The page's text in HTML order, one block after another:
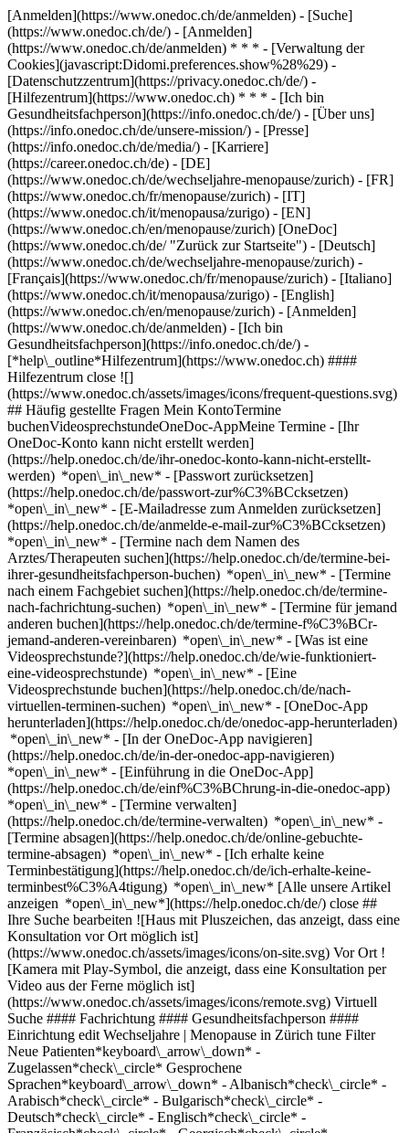
[Anmelden](https://www.onedoc.ch/de/anmelden) - [Suche]
(https://www.onedoc.ch/de/) - [Anmelden]
(https://www.onedoc.ch/de/anmelden) * * * - [Verwaltung der
Cookies](javascript:Didomi.preferences.show%28%29) -
[Datenschutzzentrum](https://privacy.onedoc.ch/de/) -
[Hilfezentrum](https://www.onedoc.ch) * * * - [Ich bin
Gesundheitsfachperson](https://info.onedoc.ch/de/) - [Über uns]
(https://info.onedoc.ch/de/unsere-mission/) - [Presse]
(https://info.onedoc.ch/de/media/) - [Karriere]
(https://career.onedoc.ch/de) - [DE]
(https://www.onedoc.ch/de/wechseljahre-menopause/zurich) - [FR]
(https://www.onedoc.ch/fr/menopause/zurich) - [IT]
(https://www.onedoc.ch/it/menopausa/zurigo) - [EN]
(https://www.onedoc.ch/en/menopause/zurich) [OneDoc]
(https://www.onedoc.ch/de/ "Zurück zur Startseite") - [Deutsch]
(https://www.onedoc.ch/de/wechseljahre-menopause/zurich) -
[Français](https://www.onedoc.ch/fr/menopause/zurich) - [Italiano]
(https://www.onedoc.ch/it/menopausa/zurigo) - [English]
(https://www.onedoc.ch/en/menopause/zurich) - [Anmelden]
(https://www.onedoc.ch/de/anmelden) - [Ich bin
Gesundheitsfachperson](https://info.onedoc.ch/de/) -
[*help\_outline*Hilfezentrum](https://www.onedoc.ch) ####
Hilfezentrum close ![]
(https://www.onedoc.ch/assets/images/icons/frequent-questions.svg)
## Häufig gestellte Fragen Mein KontoTermine
buchenVideosprechstundeOneDoc-AppMeine Termine - [Ihr
OneDoc-Konto kann nicht erstellt werden]
(https://help.onedoc.ch/de/ihr-onedoc-konto-kann-nicht-erstellt-
werden) *open\_in\_new* - [Passwort zurücksetzen]
(https://help.onedoc.ch/de/passwort-zur%C3%BCcksetzen)
*open\_in\_new* - [E-Mailadresse zum Anmelden zurücksetzen]
(https://help.onedoc.ch/de/anmelde-e-mail-zur%C3%BCcksetzen)
*open\_in\_new* - [Termine nach dem Namen des
Arztes/Therapeuten suchen](https://help.onedoc.ch/de/termine-bei-
ihrer-gesundheitsfachperson-buchen) *open\_in\_new* - [Termine
nach einem Fachgebiet suchen](https://help.onedoc.ch/de/termine-
nach-fachrichtung-suchen) *open\_in\_new* - [Termine für jemand
anderen buchen](https://help.onedoc.ch/de/termine-f%C3%BCr-
jemand-anderen-vereinbaren) *open\_in\_new* - [Was ist eine
Videosprechstunde?](https://help.onedoc.ch/de/wie-funktioniert-
eine-videosprechstunde) *open\_in\_new* - [Eine
Videosprechstunde buchen](https://help.onedoc.ch/de/nach-
virtuellen-terminen-suchen) *open\_in\_new* - [OneDoc-App
herunterladen](https://help.onedoc.ch/de/onedoc-app-herunterladen)
*open\_in\_new* - [In der OneDoc-App navigieren]
(https://help.onedoc.ch/de/in-der-onedoc-app-navigieren)
*open\_in\_new* - [Einführung in die OneDoc-App]
(https://help.onedoc.ch/de/einf%C3%BChrung-in-die-onedoc-app)
*open\_in\_new* - [Termine verwalten](https://help.onedoc.ch/de/termine-verwalten) *open\_in\_new* - [Termine absagen](https://help.onedoc.ch/de/online-gebuchte-termine-absagen) *open\_in\_new* - [Ich erhalte keine Terminbestätigung](https://help.onedoc.ch/de/ich-erhalte-keine-terminbest%C3%A4tigung) *open\_in\_new* [Alle unsere Artikel anzeigen *open\_in\_new*](https://help.onedoc.ch/de/) close ## Ihre Suche bearbeiten ![Haus mit Pluszeichen, das anzeigt, dass eine Konsultation vor Ort möglich ist](https://www.onedoc.ch/assets/images/icons/on-site.svg) Vor Ort ![Kamera mit Play-Symbol, die anzeigt, dass eine Konsultation per Video aus der Ferne möglich ist](https://www.onedoc.ch/assets/images/icons/remote.svg) Virtuell Suche #### Fachrichtung #### Gesundheitsfachperson #### Einrichtung edit Wechseljahre | Menopause in Zürich tune Filter Neue Patienten*keyboard\_arrow\_down* - Zugelassen*check\_circle* Gesprochene Sprachen*keyboard\_arrow\_down* - Albanisch*check\_circle* - Arabisch*check\_circle* - Bulgarisch*check\_circle* - Deutsch*check\_circle* - Englisch*check\_circle* - Französisch*check\_circle* - Georgisch*check\_circle* - Griechisch*check\_circle* - Hebräisch*check\_circle* - Italienisch*check\_circle* - Japanisch*check\_circle* - Katalanisch*check\_circle* - Kroatisch*check\_circle* - Persisch*check\_circle* - Polnisch*check\_circle* - Portugiesisch*check\_circle* - Rumänisch*check\_circle* - Russisch*check\_circle* - Serbisch*check\_circle* - Spanisch*check\_circle* - Türkisch*check\_circle* - Ungarisch*check\_circle* Geschlecht*keyboard\_arrow\_down* - Weiblich*check\_circle* - Männlich*check\_circle* Netzwerk*keyboard\_arrow\_down* - Hirslanden*check\_circle* - Swiss Medical Network*check\_circle* - ASCA*check\_circle* - EMR*check\_circle* - hapmed*check\_circle* - Medbase*check\_circle* Verfügbarkeit*keyboard\_arrow\_down* - Heute*check\_circle* - In den nächsten 3 Tagen*check\_circle* - In den nächsten 7 Tagen*check\_circle* - In den nächsten 14 Tagen*check\_circle* # __Wechseljahre | Menopause__ in __Zürich__: Buchen Sie heute Ihren Termin online ## 80 Ergebnisse in Zürich [![Dr. med. Markus Abegg, Facharzt für Allgemeine Innere Medizin in Zürich](https://assets.onedoc.ch/images/users/a08054ffeae02fe099f0fb852be5bb5b3c747d2de98238afe95c91cbc663c354-small.jpg "Dr. med. Markus Abegg, Facharzt für Allgemeine Innere Medizin in Zürich")](https://www.onedoc.ch/de/facharzt-fur-allgemeine-innere-medizin/zurich/pc0cg/dr-med-markus-abegg) ### [Dr. med. Markus Abegg](https://www.onedoc.ch/de/facharzt-fur-allgemeine-innere-medizin/zurich/pc0cg/dr-med-markus-abegg) ![Abzeichen, das ein verifiziertes Profil kennzeichnet](https://www.onedoc.ch/assets/images/icons/checkmark.svg) [Facharzt für Allgemeine Innere Medizin](https://www.onedoc.ch/de/facharzt-fur-allgemeine-innere-medizin/zurich) [mediX praxis altstetten](https://www.onedoc.ch/de/gruppenpraxis/zurich/ebd17/medix-praxis-altstetten) Hohlstrasse 556 8048 Zürich ![Patient mit Pluszeichen, der anzeigt, dass neue Patienten angenommen werden](https://www.onedoc.ch/assets/images/icons/new-patients.svg)Akzeptiert neue Patienten [Termin buchen](https://www.onedoc.ch/de/facharzt-fur-allgemeine-innere-medizin/zurich/pc0cg/dr-med-markus-abegg) Expertisen: Wechseljahre | Menopause, [Nackenschmerzen](https://www.onedoc.ch/de/nackenschmerzen/zurich), [Konjunktivitis | Bindehautentzündung](https://www.onedoc.ch/de/konjunktivitis-bindehautentzundung/zurich), [Verstopfung](https://www.onedoc.ch/de/verstopfung/zurich), [Asthma](https://www.onedoc.ch/de/asthma/zurich), [Sexuell übertragbare Krankheiten | Sexuell übertragbare Infektionen (STD/STI)](https://www.onedoc.ch/de/sexuell-ubertragbare-krankheiten-sexuell-ubertragbare-infektionen-std-sti/zurich), [Muttermalkontrolle](https://www.onedoc.ch/de/muttermalkontrolle/zurich)Mehr anzeigen *chevron\_left* Mo. 03 Aug. *chevron\_right* Mehr Termine anzeigen *error\_outline* Beim Laden der Verfügbarkeiten ist ein Fehler aufgetreten [Erneut versuchen](https://www.onedoc.ch) Expertisen: Wechseljahre | Menopause, [Nackenschmerzen](https://www.onedoc.ch/de/nackenschmerzen/zurich), [Konjunktivitis | Bindehautentzündung](https://www.onedoc.ch/de/konjunktivitis-bindehautentzundung/zurich), [Verstopfung](https://www.onedoc.ch/de/verstopfung/zurich), [Asthma](https://www.onedoc.ch/de/asthma/zurich), [Sexuell übertragbare Krankheiten | Sexuell übertragbare Infektionen (STD/STI)](https://www.onedoc.ch/de/sexuell-ubertragbare-krankheiten-sexuell-ubertragbare-infektionen-std-sti/zurich), [Muttermalkontrolle](https://www.onedoc.ch/de/muttermalkontrolle/zurich)Mehr anzeigen [![Dr. med. (BG) Alina Staikov, Gynäkologin (Frauenärztin und Geburtshelferin) in Zürich](https://assets.onedoc.ch/images/users/06da7f9f0fbabdc4af739347395e10fba6b624a0f24df140f277f476ce7e061c-small.png "Dr. med. (BG) Alina Staikov, Gynäkologin (Frauenärztin und Geburtshelferin) in Zürich")](https://www.onedoc.ch/de/gynakologin-frauenarztin-und-geburtshelferin/zurich/pc121/dr-med-bg-alina-staikov) ### [Dr. med. (BG) Alina Staikov](https://www.onedoc.ch/de/gynakologin-frauenarztin-und-geburtshelferin/zurich/pc121/dr-med-bg-alina-staikov) ![Abzeichen, das ein verifiziertes Profil kennzeichnet](https://www.onedoc.ch/assets/images/icons/checkmark.svg) [Gynäkologin (Frauenärztin und Geburtshelferin)](https://www.onedoc.ch/de/gynakologe-frauenarzt-und-geburtshelfer/zurich) [gynpoint Bahnhofplatz](https://www.onedoc.ch/de/medizinische-praxis/zurich/ebegf/gynpoint-bahnhofplatz) Bahnhofplatz 5 8001 Zürich ![Patient mit Pluszeichen, der anzeigt, dass neue Patienten angenommen werden](https://www.onedoc.ch/assets/images/icons/new-patients.svg)Akzeptiert neue Patienten [Termin buchen](https://www.onedoc.ch/de/gynakologin-frauenarztin-und-geburtshelferin/zurich/pc121/dr-med-bg-alina-staikov) Expertisen: Wechseljahre | Menopause, [4D Schwangerschaftsultraschall](https://www.onedoc.ch/de/4d-schwangerschaftsultraschall/zurich), [Ästhetische Gynäkologie](https://www.onedoc.ch/de/asthetische-gynakologie/zurich), [Bestimmung des Vitamin-D-Spiegels](https://www.onedoc.ch/de/bestimmung-des-vitamin-d-spiegels/zurich), [CO2 Laserbehandlung | Fraktionierte CO2 Laserbehandlung](https://www.onedoc.ch/de/co2-laserbehandlung-fraktionierte-co2-laserbehandlung/zurich), [Die Pille danach](https://www.onedoc.ch/de/die-pille-danach/zurich), [Endometriose](https://www.onedoc.ch/de/endometriose/zurich), [Familienplanung](https://www.onedoc.ch/de/familienplanung/zurich), [Freiwilliger Schwangerschaftsabbruch | Abtreibung | Abort](https://www.onedoc.ch/de/freiwilliger-schwangerschaftsabbruch-abtreibung-abort/zurich), [Gestationsdiabetes | Schwangerschaftsdiabetes](https://www.onedoc.ch/de/gestationsdiabetes-schwangerschaftsdiabetes/zurich), [Gynäkologische Laserbehandlung | Vaginallaser](https://www.onedoc.ch/de/gynakologische-laserbehandlung-vaginallaser/zurich), [Gynäkologischer Notfall | Notfall Frauenarzt](https://www.onedoc.ch/de/gynakologischer-notfall-notfall-frauenarzt/zurich), [Harnwegsinfektion | Zystitis | Blasenentzündung](https://www.onedoc.ch/de/harnwegsinfektion-zystitis-blasenentzundung/zurich), [Hormonanalyse](https://www.onedoc.ch/de/hormonanalyse/zurich), [Humane Papillomaviren Impfung (HPV) | Gebärmutterhalskrebsimpfung](https://www.onedoc.ch/de/humane-papillomaviren-impfung-hpv-gebarmutterhalskrebsimpfung/zurich), [Spirale | Spiraleinlage | Intrauterinpessar (IUP)](https://www.onedoc.ch/de/spirale-spiraleinlage-intrauterinpessar-iup/zurich), [Kindergynäkologie | Jugendgynäkologie](https://www.onedoc.ch/de/kindergynakologie-jugendgynakologie/zurich), [Unfruchtbarkeit](https://www.onedoc.ch/de/unfruchtbarkeit/zurich), [Messung des Eisenspiegels | Ferritin](https://www.onedoc.ch/de/messung-des-eisenspiegels-ferritin/zurich), [Schwangerschaftsultraschall](https://www.onedoc.ch/de/schwangerschaftsultraschall/zurich), [Schwangerschaftsvorsorge | Schwangerschaftsuntersuchung](https://www.onedoc.ch/de/schwangerschaftsvorsorge-schwangerschaftsuntersuchung/zurich), [Sexuell übertragbare Krankheiten | Sexuell übertragbare Infektionen (STD/STI)](https://www.onedoc.ch/de/sexuell-ubertragbare-krankheiten-sexuell-ubertragbare-infektionen-std-sti/zurich), [Intrauterine Insemination (IUI) | Samenübertragung](https://www.onedoc.ch/de/intrauterine-insemination-iui-samenubertragung/zurich), [Kinderwunsch | Fertilitätsbehandlung](https://www.onedoc.ch/de/kinderwunsch-fertilitatsbehandlung/zurich), [Vaginalpilz](https://www.onedoc.ch/de/vaginalpilz/zurich), [Verhütung](https://www.onedoc.ch/de/verhutung/zurich), [Verhütungsimplantat | Verhütungsstäbchen](https://www.onedoc.ch/de/verhutungsimplantat-verhutungsstabchen/zurich), [Verhütungspille | Antibabypille](https://www.onedoc.ch/de/verhutungspille-antibabypille/zurich), [Vorsorgeuntersuchung Brustkrebs](https://www.onedoc.ch/de/vorsorgeuntersuchung-brustkrebs/zurich), [Vorsorgeuntersuchung Harnwegsinfektionen](https://www.onedoc.ch/de/vorsorgeuntersuchung-harnwegsinfektionen/zurich), [Vorsorgeuntersuchung Humane Papillomaviren (HPV) | PAP Abstrich](https://www.onedoc.ch/de/vorsorgeuntersuchung-humane-papillomaviren-hpv-pap-abstrich/zurich)Mehr anzeigen *chevron\_left* Mo. 03 Aug. *chevron\_right* Mehr Termine anzeigen *error\_outline* Beim Laden der Verfügbarkeiten ist ein Fehler aufgetreten [Erneut versuchen](https://www.onedoc.ch) Expertisen: Wechseljahre | Menopause, [4D Schwangerschaftsultraschall](https://www.onedoc.ch/de/4d-schwangerschaftsultraschall/zurich), [Ästhetische Gynäkologie](https://www.onedoc.ch/de/asthetische-gynakologie/zurich), [Bestimmung des Vitamin-D-Spiegels](https://www.onedoc.ch/de/bestimmung-des-vitamin-d-spiegels/zurich), [CO2 Laserbehandlung | Fraktionierte CO2 Laserbehandlung](https://www.onedoc.ch/de/co2-laserbehandlung-fraktionierte-co2-laserbehandlung/zurich), [Die Pille danach](https://www.onedoc.ch/de/die-pille-danach/zurich), [Endometriose](https://www.onedoc.ch/de